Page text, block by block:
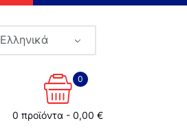
Ελληνικά
0 προϊόντα - 0,00 €
0